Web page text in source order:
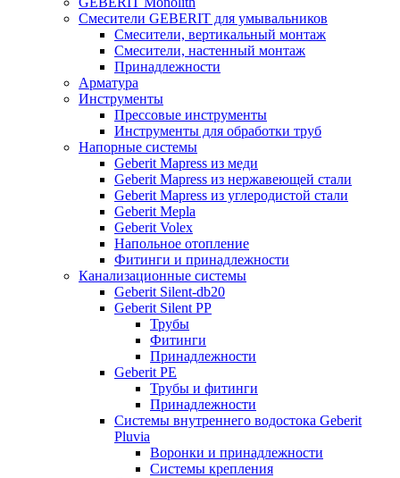
Смесители GEBERIT для умывальников
Смесители, вертикальный монтаж
Смесители, настенный монтаж
Принадлежности
Арматура
Инструменты
Прессовые инструменты
Инструменты для обработки труб
Напорные системы
Geberit Mapress из меди
Geberit Mapress из нержавеющей стали
Geberit Mapress из углеродистой стали
Geberit Mepla
Geberit Volex
Напольное отопление
Фитинги и принадлежности
Канализационные системы
Geberit Silent-db20
Geberit Silent PP
Трубы
Фитинги
Принадлежности
Geberit PE
Трубы и фитинги
Принадлежности
Системы внутреннего водостока Geberit
Pluvia
Воронки и принадлежности
Системы крепления